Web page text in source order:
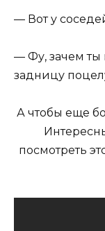
— Вот у
— Фу, зачем ты
задницу
А чтобы еще
посмотреть